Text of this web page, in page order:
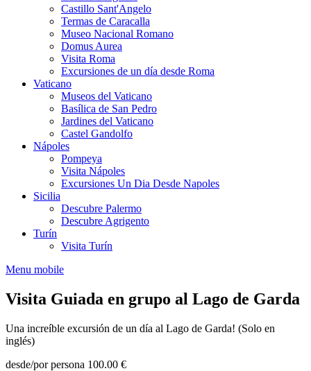
Castillo Sant'Angelo
Termas de Caracalla
Museo Nacional Romano
Domus Aurea
Visita Roma
Excursiones de un día desde Roma
Vaticano
Museos del Vaticano
Basílica de San Pedro
Jardines del Vaticano
Castel Gandolfo
Nápoles
Pompeya
Visita Nápoles
Excursiones Un Dia Desde Napoles
Sicilia
Descubre Palermo
Descubre Agrigento
Turín
Visita Turín
Menu mobile
Visita Guiada en grupo al Lago de Garda
Una increíble excursión de un día al Lago de Garda! (Solo en
inglés)
desde/por persona 100.00 €